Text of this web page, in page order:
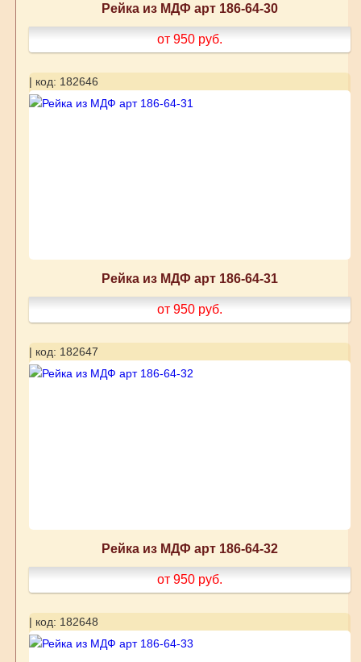
Рейка из МДФ арт 186-64-30
от 950 руб.
| код: 182646
Рейка из МДФ арт 186-64-31
от 950 руб.
| код: 182647
Рейка из МДФ арт 186-64-32
от 950 руб.
| код: 182648